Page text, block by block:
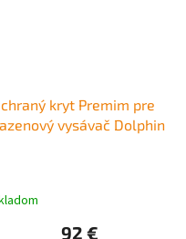
kryt Premim pre
vysávač Dolphin
92 €